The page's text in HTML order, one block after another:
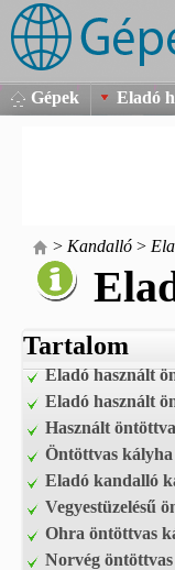
Gépek
Eladó
> Kandalló >
Tartalom
Eladó használt
Eladó használt
Használt
Öntöttvas
Eladó kandalló
Vegyestüzelésű
Ohra öntöttvas
Norvég